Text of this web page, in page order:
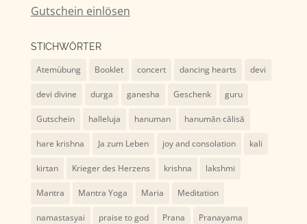
Gutschein einlösen
STICHWÖRTER
Atemübung Booklet concert dancing hearts devi
devi divine durga ganesha Geschenk guru
Gutschein halleluja hanuman hanumān cālisā
hare krishna Ja zum Leben joy and consolation kali
kirtan Krieger des Herzens krishna lakshmi
Mantra Mantra Yoga Maria Meditation
namastasyai praise to god Prana Pranayama